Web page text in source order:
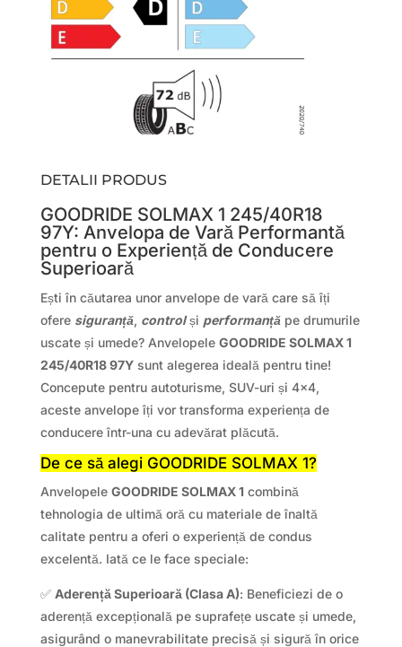
DETALII PRODUS
GOODRIDE SOLMAX 1 245/40R18
97Y: Anvelopa de Vară Performantă
pentru o Experiență de Conducere
Superioară
Ești în căutarea unor anvelope de vară care să îți
ofere siguranță, controlși performanțăpe drumurile
uscate și umede? Anvelopele GOODRIDE SOLMAX 1
245/40R18 97Ysunt alegerea ideală pentru tine!
Concepute pentru autoturisme, SUV-uri și 4×4,
aceste anvelope îți vor transforma experiența de
conducere într-una cu adevărat plăcută.
De ce să alegi GOODRIDE SOLMAX 1?
Anvelopele GOODRIDE SOLMAX 1 combină
tehnologia de ultimă oră cu materiale de înaltă
calitate pentru a oferi o experiență de condus
excelentă. Iată ce le face speciale:
✅ Aderență Superioară (Clasa A): Beneficiezi de o
aderență excepțională pe suprafețe uscate și umede,
asigurând o manevrabilitate precisă și sigură în orice